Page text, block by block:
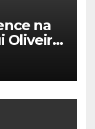
na
Oliveira
a